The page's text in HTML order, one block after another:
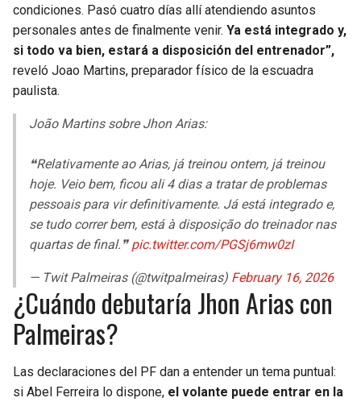
condiciones. Pasó cuatro días allí atendiendo asuntos
personales antes de finalmente venir. Ya está integrado y,
si todo va bien, estará a disposición del entrenador”,
reveló Joao Martins, preparador físico de la escuadra
paulista.
João Martins sobre Jhon Arias:
❝Relativamente ao Arias, já treinou ontem, já treinou
hoje. Veio bem, ficou ali 4 dias a tratar de problemas
pessoais para vir definitivamente. Já está integrado e,
se tudo correr bem, está à disposição do treinador nas
quartas de final.❞ pic.twitter.com/PGSj6mw0zI
— Twit Palmeiras (@twitpalmeiras) February 16, 2026
¿Cuándo debutaría Jhon Arias con
Palmeiras?
Las declaraciones del PF dan a entender un tema puntual:
si Abel Ferreira lo dispone, el volante puede entrar en la